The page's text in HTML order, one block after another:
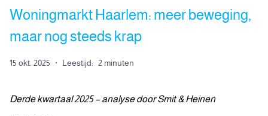
Woningmarkt Haarlem: meer beweging,
maar nog steeds krap
15 okt. 2025 · Leestijd: 2 minuten
Derde kwartaal 2025 – analyse door Smit & Heinen